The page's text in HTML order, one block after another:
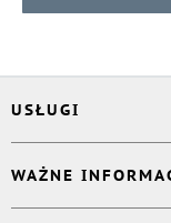
USŁUGI
Korektor
Projektant okładki
WAŻNE